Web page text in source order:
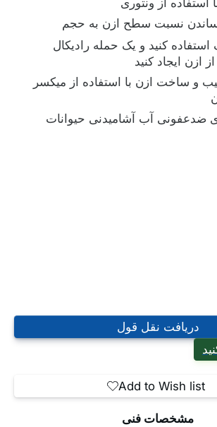
استفاده از ونتوری
نسبت سطح ازن به حجم
کنید و یک حمله رادیکال
ازن ایجاد کنید
و ساخت ازن با استفاده از میکسر
ضدعفونی آب آشامیدنی حیوانات
دریافت نقل قول
Add to Wish list
مشخصات فنی